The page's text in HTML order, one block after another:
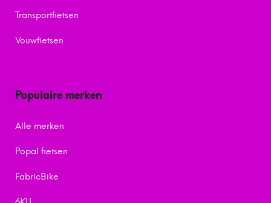
Transportfietsen
Vouwfietsen
Populaire merken
Alle merken
Popal fietsen
FabricBike